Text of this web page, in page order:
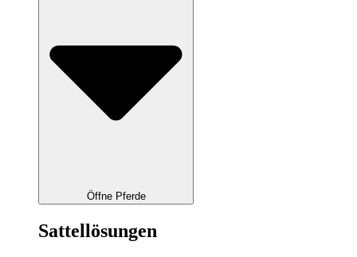
Öffne Pferde
Sattellösungen